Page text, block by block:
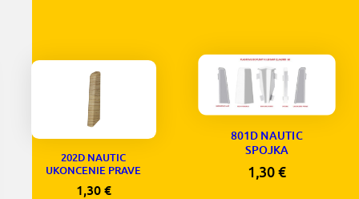
202D NAUTIC
UKONCENIE PRAVE
1,30 €
801D NAUTIC
SPOJKA
1,30€